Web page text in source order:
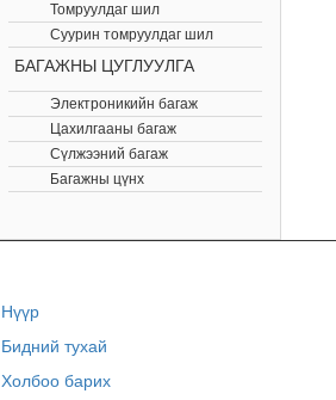
Томруулдаг шил
Суурин томруулдаг шил
БАГАЖНЫ ЦУГЛУУЛГА
Электроникийн багаж
Цахилгааны багаж
Сүлжээний багаж
Багажны цүнх
Нүүр
Бидний тухай
Холбоо барих